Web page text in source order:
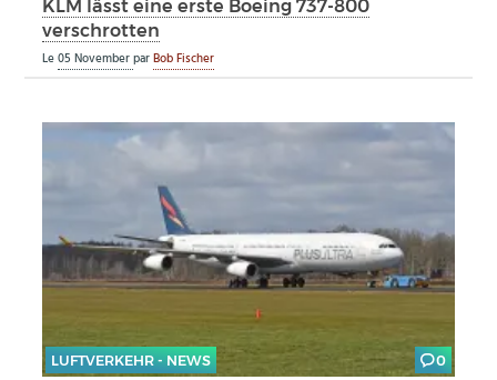
KLM lässt eine erste Boeing 737-800
verschrotten
Le05 NovemberparBob Fischer
LUFTVERKEHR - NEWS 0